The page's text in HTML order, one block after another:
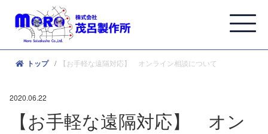
トップ 【お手軽な遠隔対応】 オンライン相談について
2020.06.22
【お手軽な遠隔対応】 オン